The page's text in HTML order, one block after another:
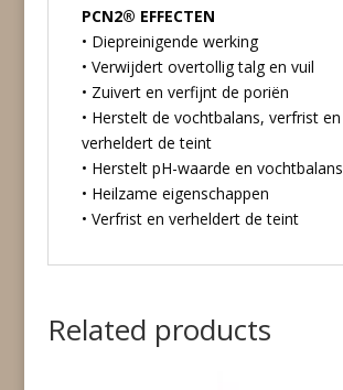
PCN2® EFFECTEN
• Diepreinigende werking
• Verwijdert overtollig talg en vuil
• Zuivert en verfijnt de poriën
• Herstelt de vochtbalans, verfrist en
verheldert de teint
• Herstelt pH-waarde en vochtbalans
• Heilzame eigenschappen
• Verfrist en verheldert de teint
Related products